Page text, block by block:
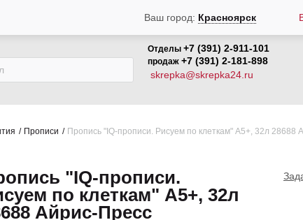
Ваш город: Красноярск
Отделы +7 (391) 2-911-101
продаж +7 (391) 2-181-898
skrepka@skrepka24.ru
Прописи Пропись "IQ-прописи. Рисуем по клеткам" А5+, 32л 28688
"IQ-прописи.
по клеткам" А5+, 32л
Айрис-Пресс